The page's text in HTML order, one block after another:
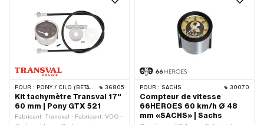
pans: 1.8 mm · Profondeur: 47.5 mm ·
Ø extérieur: 53 mm · Hauteur totale:
67 mm · Type de filetage: MF10x1
(filetage fin)
POUR : PONY / CILO (BÊTA 521 & 512) 36805
Kit tachymètre Transval 17"
60 mm | Pony GTX 521
Fabricant: Transval · Fabricant: VDO ·
POUR : SACHS 30070
Compteur de vitesse
66HEROES 60 km/h Ø 48
mm «SACHS» | Sachs